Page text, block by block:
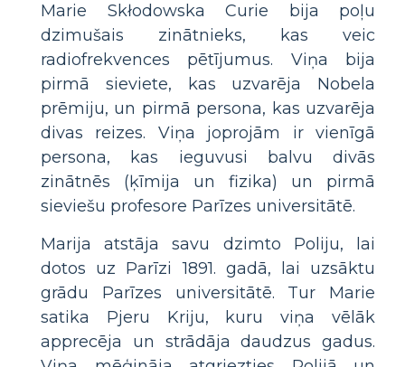
Marie Skłodowska Curie bija poļu
dzimušais zinātnieks, kas veic
radiofrekvences pētījumus. Viņa bija
pirmā sieviete, kas uzvarēja Nobela
prēmiju, un pirmā persona, kas uzvarēja
divas reizes. Viņa joprojām ir vienīgā
persona, kas ieguvusi balvu divās
zinātnēs (ķīmija un fizika) un pirmā
sieviešu profesore Parīzes universitātē.
Marija atstāja savu dzimto Poliju, lai
dotos uz Parīzi 1891. gadā, lai uzsāktu
grādu Parīzes universitātē. Tur Marie
satika Pjeru Kriju, kuru viņa vēlāk
apprecēja un strādāja daudzus gadus.